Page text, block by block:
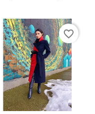
favorite_border